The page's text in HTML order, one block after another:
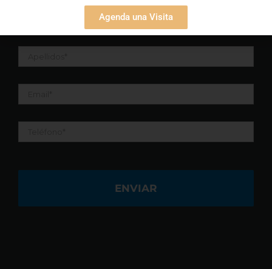
Apellidos *
Email *
Teléfono *
Agenda una Visita